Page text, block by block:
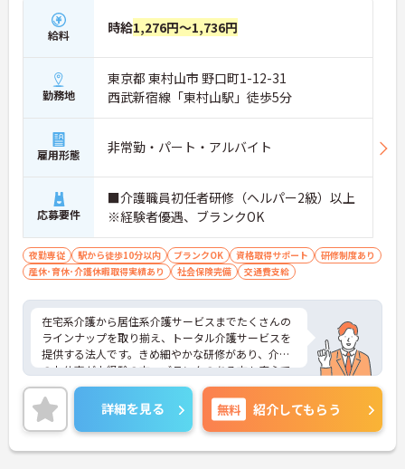
・経験年数や日々の頑張りを正当に評価する制度が
あり、モチベーションが収入に直結しやすいです
・大手法人ならではの賞与や、各種手当（時間帯
別・家族手当など）で安定した高待遇♪
＜リーダーから施設長まで！大手法人ならではの明
確なキャリアパス＞
・現場のプロフェッショナルから、管理者やマネジ
メント職への早期ステップアップも目指せいます
・全国規模のネットワークを活かし、将来的には別
しており、将来を見据えた成長をバックアップ
＜ライフステージが変わっても長く活躍できる圧倒
的な安定基盤＞
・ご家族の状況に応じた手当や、企業主導型保育所
の利用相談など子育て世代にも安心の福利厚生です
・「通い・泊まり・訪問」の幅広いケアに携わるこ
とで、介護福祉士としてのスキルをさらに磨ける環
境です
・大手の組織力を活かした労務管理でワークライフ
バランスを推進し、腰を据えて長期就業できます
給料 時給1,276円～1,736円
勤務地
東京都 東村山市 野口町1-12-31
西武新宿線「東村山駅」徒歩5分
雇用形態 非常勤・パート・アルバイト
応募要件
■介護職員初任者研修（ヘルパー2級）以上
※経験者優遇、ブランクOK
夜勤専従 駅から徒歩10分以内 ブランクOK 資格取得サポート
研修制度あり
産休･育休･介護休暇取得実績あり
社会保険完備 交通費支給
在宅系介護から居住系介護サービスまでたくさんの
ラインナップを取り揃え、トータル介護サービスを
提供する法人です。きめ細やかな研修があり、介護
のお仕事が未経験の方、ブランクのある方も安心で
す。ご興味ある方には、面接対策ポイントなど、さ
らに詳細をお話しいたしますのでお気軽にご相談く
ださい！
詳細を見る 無料 紹介してもらう